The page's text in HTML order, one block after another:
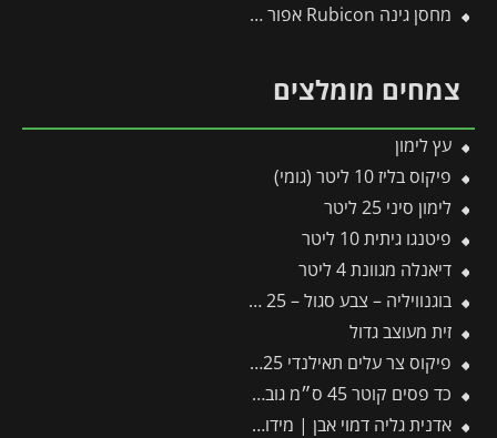
מחסן גינה Rubicon אפור כהה 2.4×3.0 מבית פלרם קנופיה
צמחים מומלצים
עץ לימון
פיקוס בליז 10 ליטר (גומי)
לימון סיני 25 ליטר
פיטנגו גיתית 10 ליטר
דיאנלה מגוונת 4 ליטר
בוגנוויליה – צבע סגול – 25 ליטר
זית מעוצב גדול
פיקוס צר עלים תאילנדי 25 ליטר
כד פסים קוטר 45 ס״מ גובה 45 ס״מ אפור כהה
אדנית גליה דמוי אבן | מידות 78x30x29 ס״מ | חול